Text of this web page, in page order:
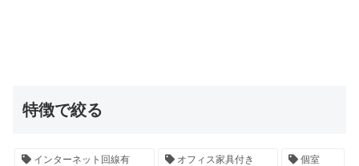
特徴で絞る
インターネット回線有 オフィス家具付き 個室